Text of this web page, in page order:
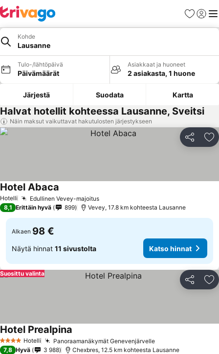
Suosikit
Kohde
Lausanne
Tulo-/lähtöpäivä
Päivämäärät
Asiakkaat ja huoneet
2 asiakasta, 1 huone
Järjestä Suodata Kartta
Halvat hotellit kohteessa Lausanne, Sveitsi
Näin maksut vaikuttavat hakutulosten järjestykseen
Jaa
Hotelli Edullinen Vevey-majoitusKatso hinnat
Hotel Abaca
8,1 Erittäin hyvä 899 Vevey, 17.8 km kohteesta Lausanne
Alkaen 98 €
Näytä hinnat 11 sivustolta Katso hinnat
Jaa
Suosittu valinta
4 Tähtiluokitus
Hotelli Panoraamanäkymät GenevenjärvelleKatso hinnat
Hotel Prealpina
7,8 Hyvä 3 988 Chexbres, 12.5 km kohteesta Lausanne